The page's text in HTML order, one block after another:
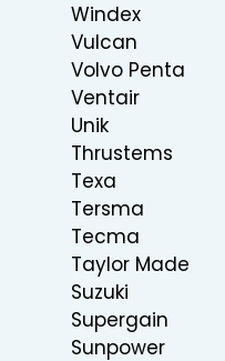
Windex
Vulcan
Volvo Penta
Ventair
Unik
Thrustems
Texa
Tersma
Tecma
Taylor Made
Suzuki
Supergain
Sunpower